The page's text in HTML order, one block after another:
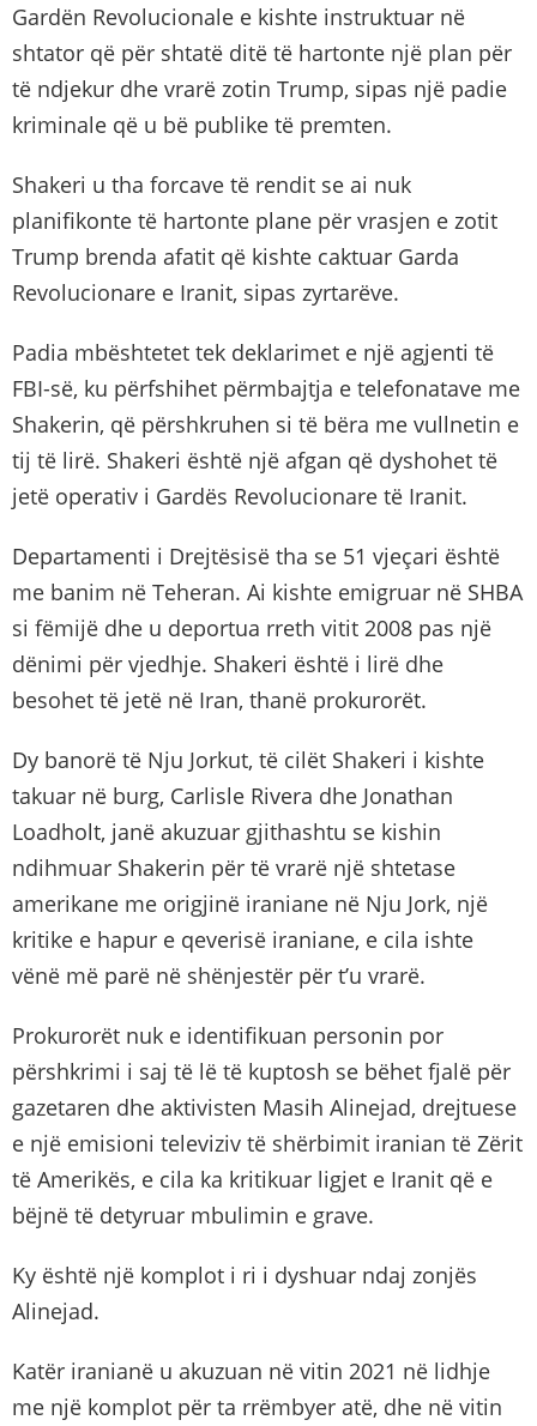
Gardën Revolucionale e kishte instruktuar në
shtator që për shtatë ditë të hartonte një plan për
të ndjekur dhe vrarë zotin Trump, sipas një padie
kriminale që u bë publike të premten.
Shakeri u tha forcave të rendit se ai nuk
planifikonte të hartonte plane për vrasjen e zotit
Trump brenda afatit që kishte caktuar Garda
Revolucionare e Iranit, sipas zyrtarëve.
Padia mbështetet tek deklarimet e një agjenti të
FBI-së, ku përfshihet përmbajtja e telefonatave me
Shakerin, që përshkruhen si të bëra me vullnetin e
tij të lirë. Shakeri është një afgan që dyshohet të
jetë operativ i Gardës Revolucionare të Iranit.
Departamenti i Drejtësisë tha se 51 vjeçari është
me banim në Teheran. Ai kishte emigruar në SHBA
si fëmijë dhe u deportua rreth vitit 2008 pas një
dënimi për vjedhje. Shakeri është i lirë dhe
besohet të jetë në Iran, thanë prokurorët.
Dy banorë të Nju Jorkut, të cilët Shakeri i kishte
takuar në burg, Carlisle Rivera dhe Jonathan
Loadholt, janë akuzuar gjithashtu se kishin
ndihmuar Shakerin për të vrarë një shtetase
amerikane me origjinë iraniane në Nju Jork, një
kritike e hapur e qeverisë iraniane, e cila ishte
vënë më parë në shënjestër për t’u vrarë.
Prokurorët nuk e identifikuan personin por
përshkrimi i saj të lë të kuptosh se bëhet fjalë për
gazetaren dhe aktivisten Masih Alinejad, drejtuese
e një emisioni televiziv të shërbimit iranian të Zërit
të Amerikës, e cila ka kritikuar ligjet e Iranit që e
bëjnë të detyruar mbulimin e grave.
Ky është një komplot i ri i dyshuar ndaj zonjës
Alinejad.
Katër iranianë u akuzuan në vitin 2021 në lidhje
me një komplot për ta rrëmbyer atë, dhe në vitin